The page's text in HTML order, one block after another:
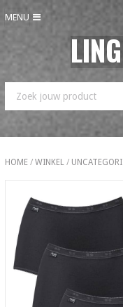
MENU
HOME/ WINKEL/